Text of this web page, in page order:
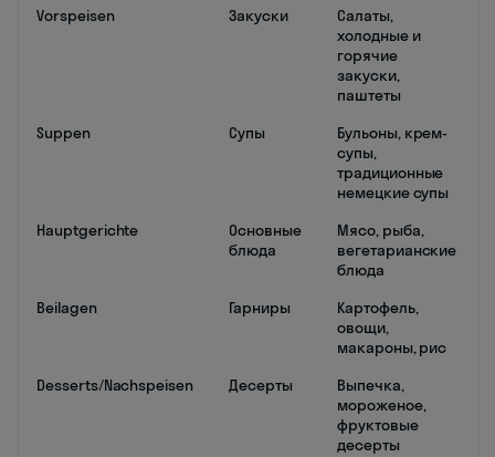
Vorspeisen
Закуски
Салаты,
холодные и
горячие
закуски,
паштеты
Suppen
Супы
Бульоны, крем-
супы,
традиционные
немецкие супы
Hauptgerichte
Основные
блюда
Мясо, рыба,
вегетарианские
блюда
Beilagen
Гарниры
Картофель,
овощи,
макароны, рис
Desserts/Nachspeisen
Десерты
Выпечка,
мороженое,
фруктовые
десерты